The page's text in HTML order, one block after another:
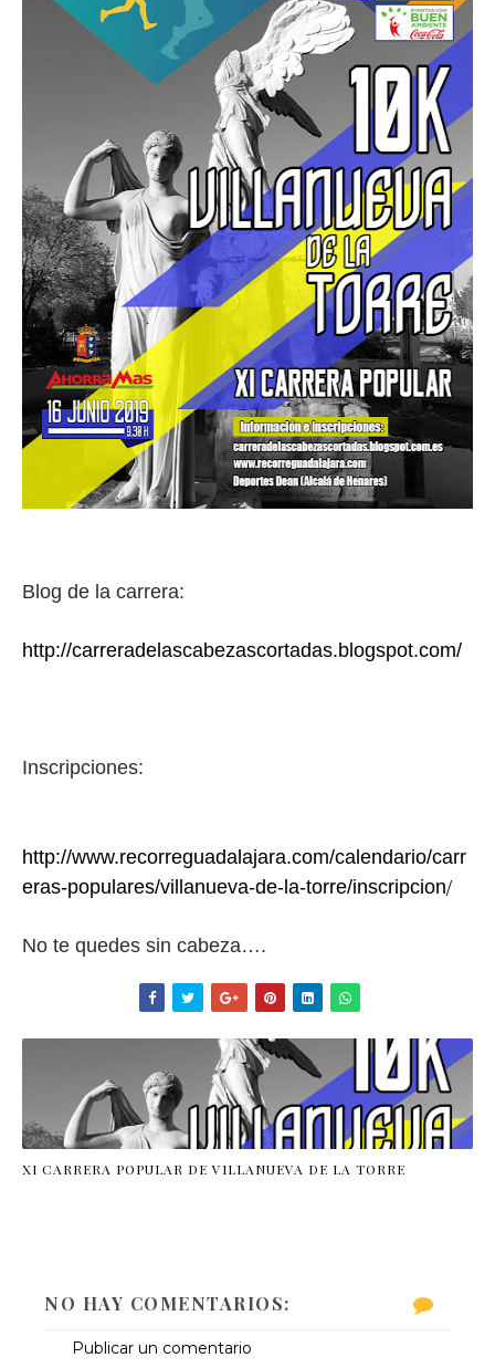
Blog de la carrera:
http://carreradelascabezascortadas.blogspot.com/
Inscripciones:
http://www.recorreguadalajara.com/calendario/carr
eras-populares/villanueva-de-la-torre/inscripcion/
No te quedes sin cabeza….
XI CARRERA POPULAR DE VILLANUEVA DE LA TORRE
NO HAY COMENTARIOS:
Publicar un comentario